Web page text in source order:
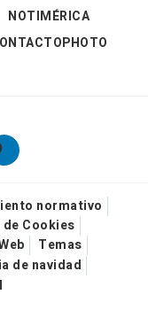
NOTIMÉRICA
normativo
Cookies
Temas
de navidad